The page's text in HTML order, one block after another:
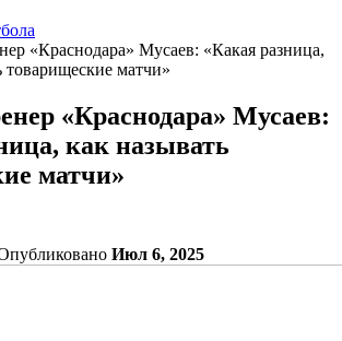
«Краснодара» Мусаев: «Какая разница,
товарищеские матчи»
«Краснодара» Мусаев:
как называть
матчи»
Июл 6, 2025